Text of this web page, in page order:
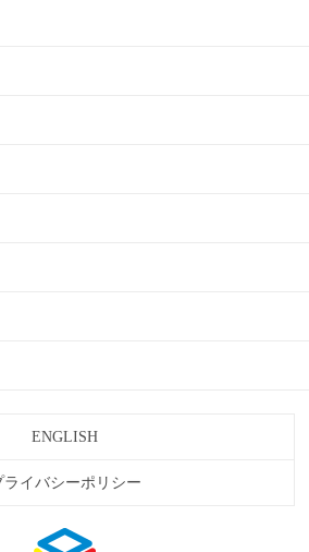
ENGLISH
ライバシーポリシー